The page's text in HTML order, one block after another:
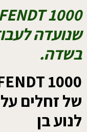
שנועדה
בשדה.
של זחלים
לנוע בן